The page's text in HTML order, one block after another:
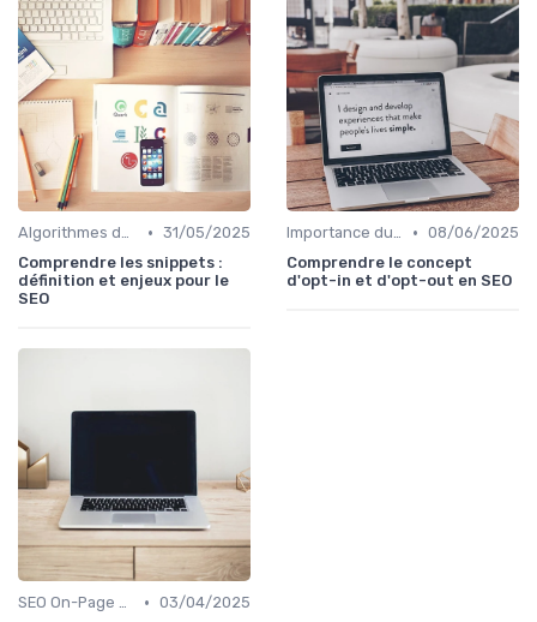
Algorithmes des Moteurs de Recherche • 31/05/2025
Comprendre les snippets :
définition et enjeux pour le
SEO
Importance du SEO pour les Entreprises • 08/06/2025
Comprendre le concept
d'opt-in et d'opt-out en SEO
SEO On-Page et Off-Page • 03/04/2025